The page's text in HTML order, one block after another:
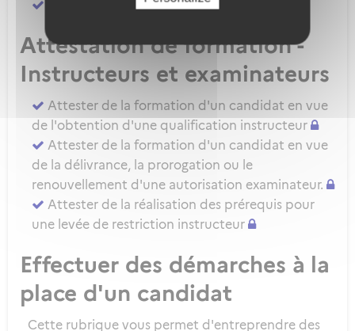
Attester d'une évaluation de niveau IRSE
Attestation de formation -
Instructeurs et examinateurs
Attester de la formation d'un candidat en vue
de l'obtention d'une qualification instructeur
Attester de la formation d'un candidat en vue
de la délivrance, la prorogation ou le
renouvellement d'une autorisation examinateur.
Attester de la réalisation des prérequis pour
une levée de restriction instructeur
Effectuer des démarches à la
place d'un candidat
Cette rubrique vous permet d'entreprendre des